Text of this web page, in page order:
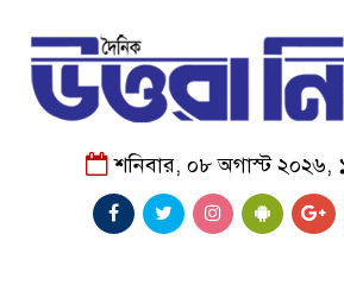
শনিবার, ০৮ অগাস্ট ২০২৬,